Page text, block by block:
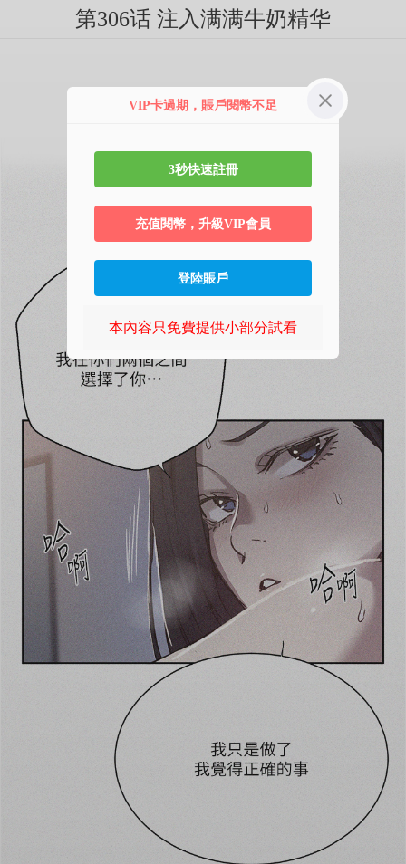
第306话 注入满满牛奶精华
VIP卡過期，賬戶閱幣不足
3秒快速註冊
充值閱幣，升級VIP會員
登陸賬戶
本內容只免費提供小部分試看